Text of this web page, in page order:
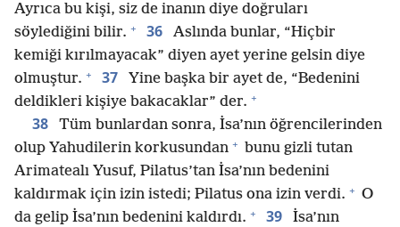
Ayrıca bu kişi, siz de inanın diye doğruları
söylediğini bilir. + 36
Aslında bunlar, “Hiçbir
kemiği kırılmayacak” diyen ayet yerine gelsin diye
olmuştur. + 37
Yine başka bir ayet de, “Bedenini
deldikleri kişiye bakacaklar” der. +
38
Tüm bunlardan sonra, İsa’nın öğrencilerinden
olup Yahudilerin korkusundan + bunu gizli tutan
Arimatealı Yusuf, Pilatus’tan İsa’nın bedenini
kaldırmak için izin istedi; Pilatus ona izin verdi. + O
da gelip İsa’nın bedenini kaldırdı. + 39
İsa’nın